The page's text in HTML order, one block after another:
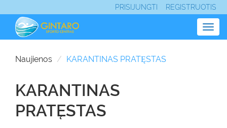
PRISIJUNGTI REGISTRUOTIS
Naujienos KARANTINAS PRATĘSTAS
KARANTINAS
PRATĘSTAS